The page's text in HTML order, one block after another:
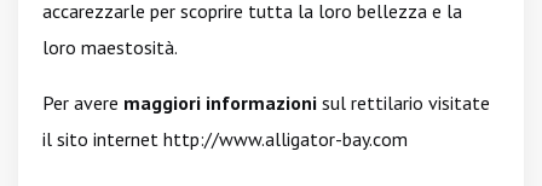
accarezzarle per scoprire tutta la loro bellezza e la
loro maestosità.
Per avere maggiori informazioni sul rettilario visitate
il sito internet http://www.alligator-bay.com